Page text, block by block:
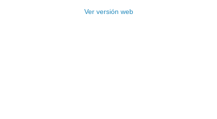
Ver versión web